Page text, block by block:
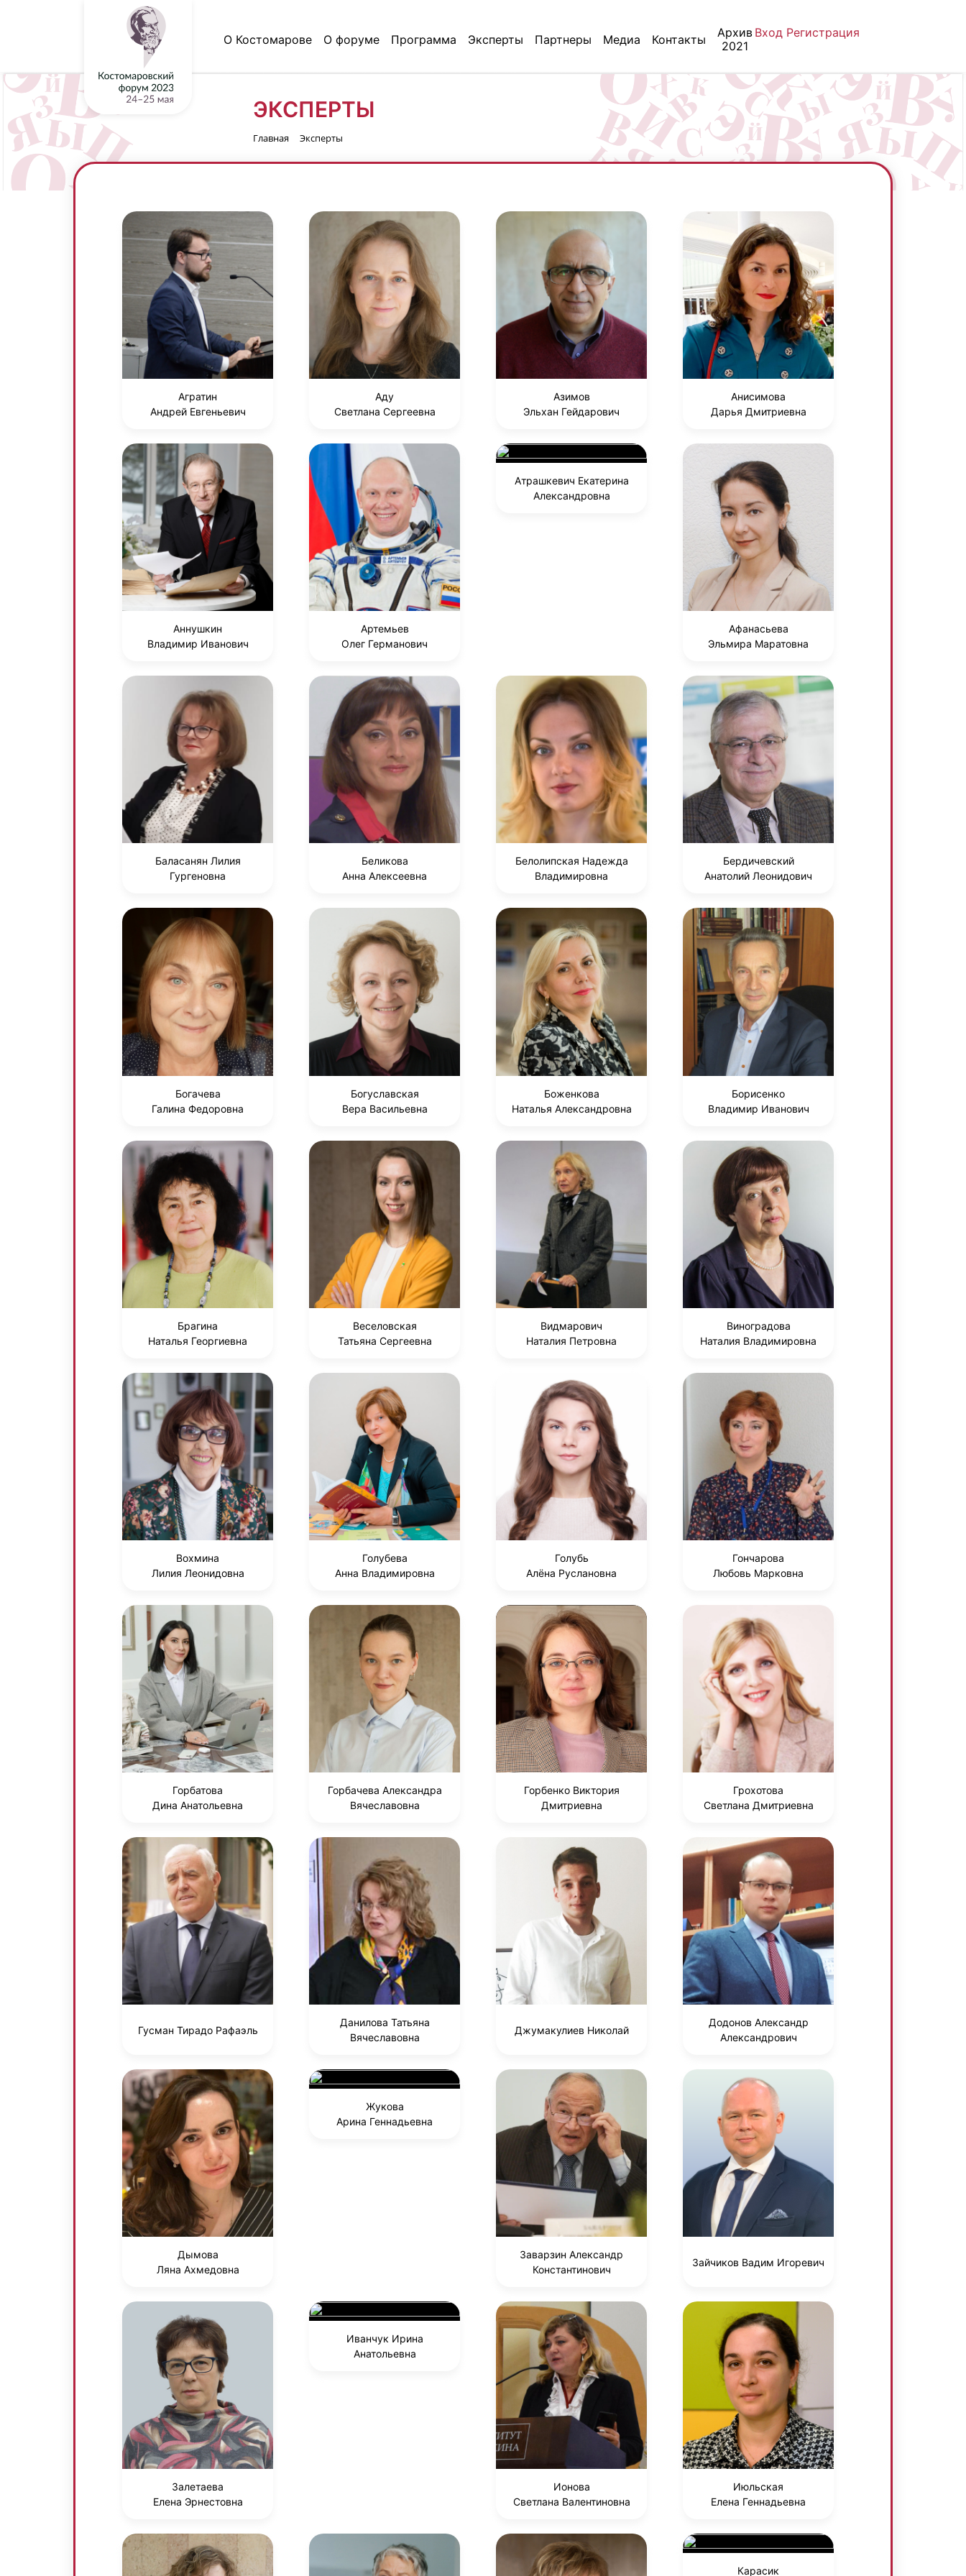
О Костомарове О форуме Программа Эксперты Партнеры Медиа Контакты
Архив
2021
Вход Регистрация
ЭКСПЕРТЫ
Главная Эксперты
Агратин
Андрей Евгеньевич
Аду
Светлана Сергеевна
Азимов
Эльхан Гейдарович
Анисимова
Дарья Дмитриевна
Аннушкин
Владимир Иванович
Артемьев
Олег Германович
Атрашкевич Екатерина
Александровна
Афанасьева
Эльмира Маратовна
Баласанян Лилия
Гургеновна
Беликова
Анна Алексеевна
Белолипская Надежда
Владимировна
Бердичевский
Анатолий Леонидович
Богачева
Галина Федоровна
Богуславская
Вера Васильевна
Боженкова
Наталья Александровна
Борисенко
Владимир Иванович
Брагина
Наталья Георгиевна
Веселовская
Татьяна Сергеевна
Видмарович
Наталия Петровна
Виноградова
Наталия Владимировна
Вохмина
Лилия Леонидовна
Голубева
Анна Владимировна
Голубь
Алёна Руслановна
Гончарова
Любовь Марковна
Горбатова
Дина Анатольевна
Горбачева Александра
Вячеславовна
Горбенко Виктория
Дмитриевна
Грохотова
Светлана Дмитриевна
Гусман Тирадо Рафаэль
Данилова Татьяна
Вячеславовна
Джумакулиев Николай
Додонов Александр
Александрович
Дымова
Ляна Ахмедовна
Жукова
Арина Геннадьевна
Заварзин Александр
Константинович
Зайчиков Вадим Игоревич
Залетаева
Елена Эрнестовна
Иванчук Ирина
Анатольевна
Ионова
Светлана Валентиновна
Июльская
Елена Геннадьевна
Карасик